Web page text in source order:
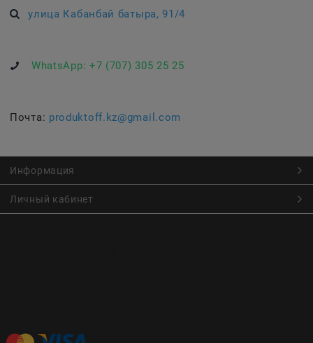
улица Кабанбай батыра, 91/4
WhatsApp: +7 (707) 305 25 25
Почта: produktoff.kz@gmail.com
Информация
Личный кабинет